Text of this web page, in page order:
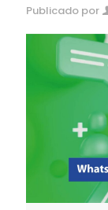
Publicado por